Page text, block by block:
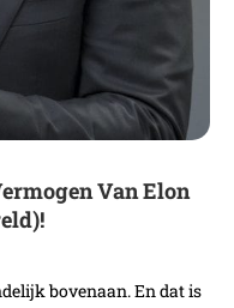
Van Elon
bovenaan. En dat is